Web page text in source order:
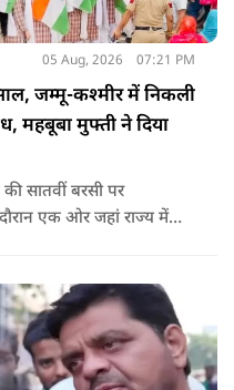
05 Aug, 2026 07:21 PM
जम्मू-कश्मीर में निकली
महबूबा मुफ्ती ने दिया
सातवीं बरसी पर
एक ओर जहां राज्य में